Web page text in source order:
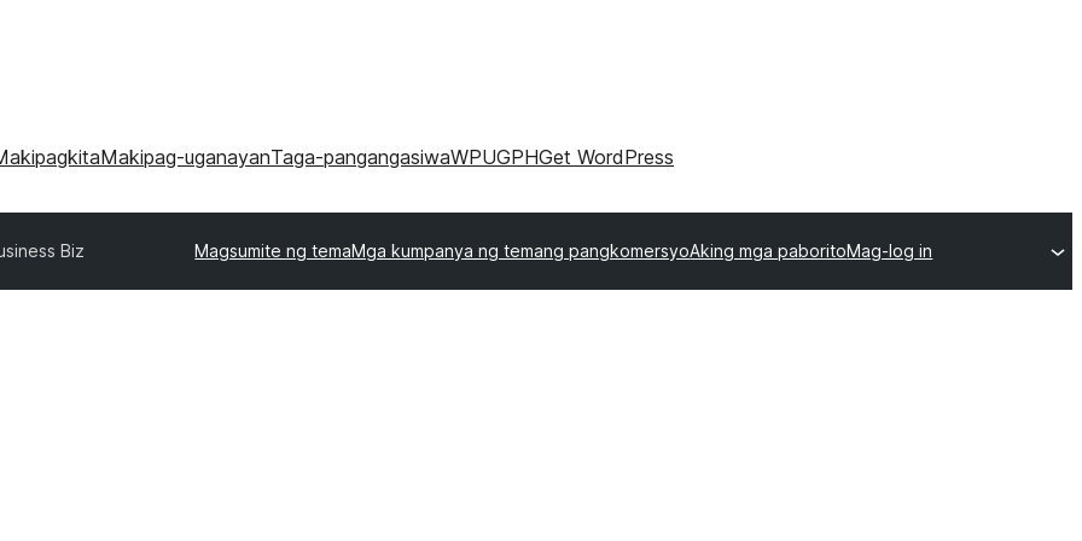
Makipag-uganayanTaga-pangangasiwaWPUGPHGet WordPress
Biz Magsumite ng temaMga kumpanya ng temang pangkomersyoAking mga paboritoMag-log in